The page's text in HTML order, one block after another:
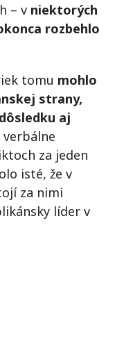
– v niektorých
rozbehlo
tomu mohlo
strany,
aj
za jeden
isté, že v
za nimi
líder v